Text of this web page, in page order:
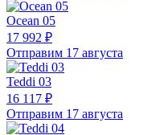
Ocean 05
17 992 ₽
Отправим 17 августа
Teddi 03
16 117 ₽
Отправим 17 августа